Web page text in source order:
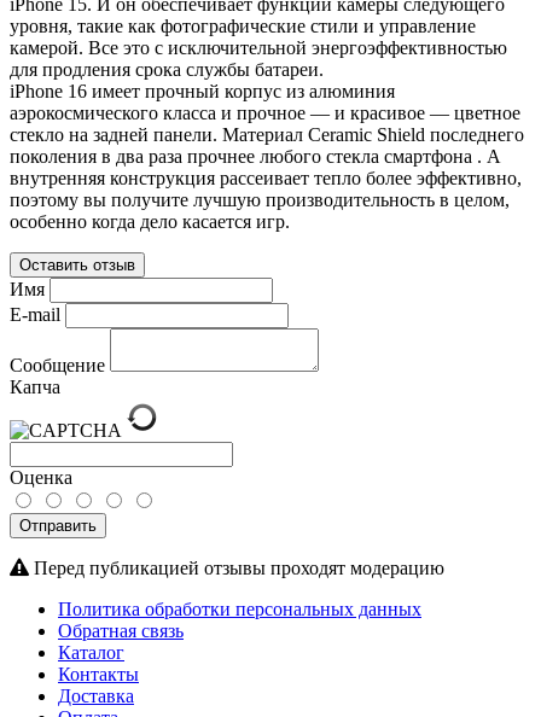
уровня, такие как фотографические стили и управление
камерой. Все это с исключительной энергоэффективностью
для продления срока службы батареи.
iPhone 16 имеет прочный корпус из алюминия
аэрокосмического класса и прочное — и красивое — цветное
стекло на задней панели. Материал Ceramic Shield последнего
поколения в два раза прочнее любого стекла смартфона . А
внутренняя конструкция рассеивает тепло более эффективно,
поэтому вы получите лучшую производительность в целом,
особенно когда дело касается игр.
Оставить отзыв
Имя
E-mail
Сообщение
Капча
Оценка
Отправить
Перед публикацией отзывы проходят модерацию
Политика обработки персональных данных
Обратная связь
Каталог
Контакты
Доставка